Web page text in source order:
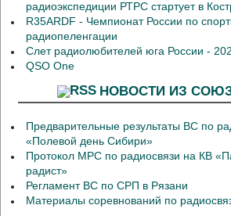
радиоэкспедиции РТРС стартует в
R35ARDF - Чемпионат России по
радиопеленгации
Слет радиолюбителей юга России -
QSO One
НОВОСТИ ИЗ
Предварительные результаты ВС по
«Полевой день Сибири»
Протокол МРС по радиосвязи на КВ
радист»
Регламент ВС по СРП в Рязани
Материалы соревнований по